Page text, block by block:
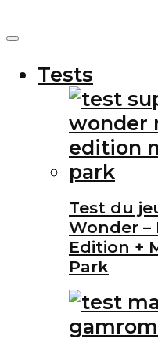
Tests
Test du
Wonder –
Edition +
Park